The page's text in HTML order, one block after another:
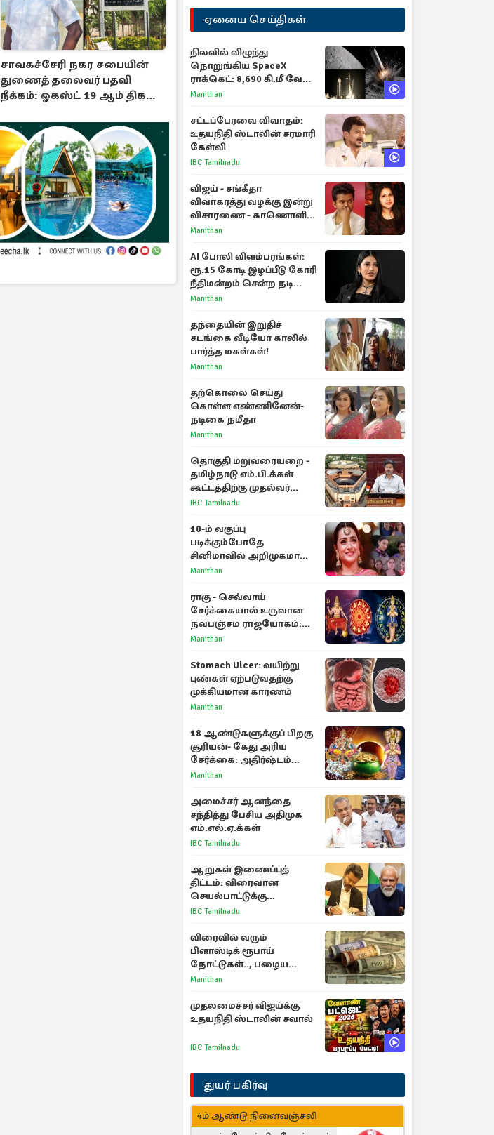
சாவகச்சேரி நகர சபையின்
துணைத் தலைவர் பதவி
நீக்கம்: ஓகஸ்ட் 19 ஆம் திகதி
ஏனைய செய்திகள்
நிலவில் விழுந்து
நொறுங்கிய SpaceX
ராக்கெட்: 8,690 கி.மீ வேக
மோதலால் உருவான புதிய
Manithan
சட்டப்பேரவை விவாதம்:
உதயநிதி ஸ்டாலின் சரமாரி
கேள்வி
IBC Tamilnadu
விஜய் - சங்கீதா
விவாகரத்து வழக்கு இன்று
விசாரணை - காணொளி
மூலம் ஆஜராக வாய்ப்பு
Manithan
AI போலி விளம்பரங்கள்:
ரூ.15 கோடி இழப்பீடு கோரி
நீதிமன்றம் சென்ற நடிகை
ஸ்ருதி ஹாசன்!
Manithan
தந்தையின் இறுதிச்
சடங்கை வீடியோ காலில்
பார்த்த மகள்கள்!
Manithan
தற்கொலை செய்து
கொள்ள எண்ணினேன்-
நடிகை நமீதா
Manithan
தொகுதி மறுவரையறை -
தமிழ்நாடு எம்.பி.க்கள்
கூட்டத்திற்கு முதல்வர்
விஜய் அழைப்பு
IBC Tamilnadu
10-ம் வகுப்பு
படிக்கும்போதே
சினிமாவில் அறிமுகமான
த்ரிஷா! உண்மையை
காந்தி
Manithan
ராகு - செவ்வாய்
சேர்க்கையால் உருவான
நவபஞ்சம ராஜயோகம்:
அதிர்ஷ்டம் பெறும் 3
Manithan
Stomach Ulcer: வயிற்று
புண்கள் ஏற்படுவதற்கு
முக்கியமான காரணம்
Manithan
18 ஆண்டுகளுக்குப் பிறகு
சூரியன்- கேது அரிய
சேர்க்கை: அதிர்ஷ்டம்
பெறும் 3 ராசிகள்!
Manithan
அமைச்சர் ஆனந்தை
சந்தித்து பேசிய அதிமுக
எம்.எல்.ஏ.க்கள்
IBC Tamilnadu
ஆறுகள் இணைப்புத்
திட்டம்: விரைவான
செயல்பாட்டுக்கு
பிரதமருக்கு முதலமைச்சர்
IBC Tamilnadu
விரைவில் வரும்
பிளாஸ்டிக் ரூபாய்
நோட்டுகள்.., பழைய
காகித நோட்டுகள்
Manithan
முதலமைச்சர் விஜய்க்கு
உதயநிதி ஸ்டாலின் சவால்
IBC Tamilnadu
துயர் பகிர்வு
4ம் ஆண்டு நினைவஞ்சலி